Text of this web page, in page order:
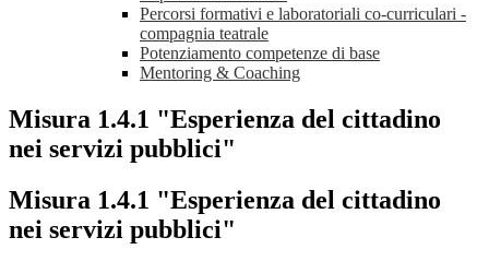
Percorsi formativi e laboratoriali co-curriculari -
compagnia teatrale
Potenziamento competenze di base
Mentoring & Coaching
Misura 1.4.1 "Esperienza del cittadino
nei servizi pubblici"
Misura 1.4.1 "Esperienza del cittadino
nei servizi pubblici"